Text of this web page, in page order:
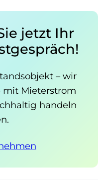
jetzt Ihr
– wir
mit Mieterstrom
handeln